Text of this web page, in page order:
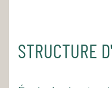
STRUCTURE